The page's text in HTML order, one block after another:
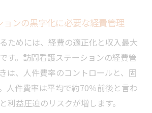
スト意識目標の設定と現場浸透術
現場の声を活かした節約アイデア
化へ導く収支改善の秘訣
の黒字化に必要な収支バランスと
ンの黒字化に必要な経費管理
ためには、経費の適正化と収入最大
す。訪問看護ステーションの経費管
は、人件費率のコントロールと、固
人件費率は平均で約70％前後と言わ
利益圧迫のリスクが増します。